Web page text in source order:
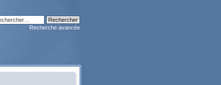
Recherche avancée